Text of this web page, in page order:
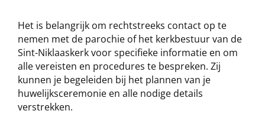
Het is belangrijk om rechtstreeks contact op te
nemen met de parochie of het kerkbestuur van de
Sint-Niklaaskerk voor specifieke informatie en om
alle vereisten en procedures te bespreken. Zij
kunnen je begeleiden bij het plannen van je
huwelijksceremonie en alle nodige details
verstrekken.